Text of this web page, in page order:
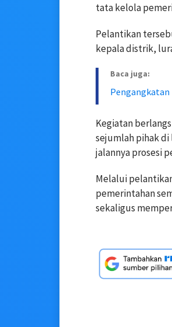
tata kelola
Pelantikan
kepala distrik,
Baca juga:
Pengangkatan
Kegiatan
sejumlah pihak
jalannya prosesi
Melalui
pemerintahan
sekaligus